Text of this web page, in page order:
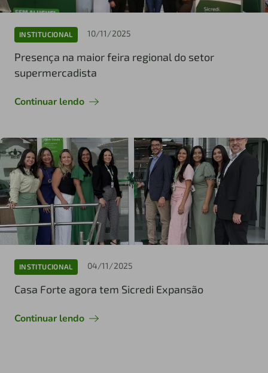
INSTITUCIONAL 10/11/2025
Presença na maior feira regional do setor
supermercadista
Continuar lendo
INSTITUCIONAL 04/11/2025
Casa Forte agora tem Sicredi Expansão
Continuar lendo